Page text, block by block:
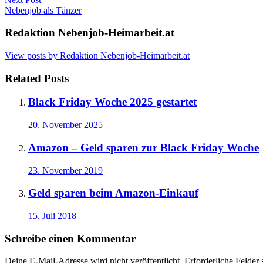
Nebenjob als Tänzer
Redaktion Nebenjob-Heimarbeit.at
View posts by Redaktion Nebenjob-Heimarbeit.at
Related Posts
Black Friday Woche 2025 gestartet
20. November 2025
Amazon – Geld sparen zur Black Friday Woche
23. November 2019
Geld sparen beim Amazon-Einkauf
15. Juli 2018
Schreibe einen Kommentar